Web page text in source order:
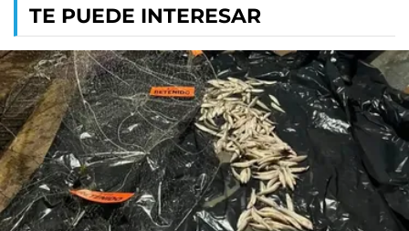
TE PUEDE INTERESAR